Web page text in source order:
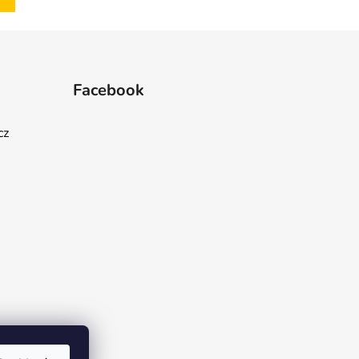
Facebook